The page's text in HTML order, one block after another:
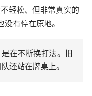
轻松、但非常真实的
有停在原地。
在不断换打法。旧
还站在牌桌上。